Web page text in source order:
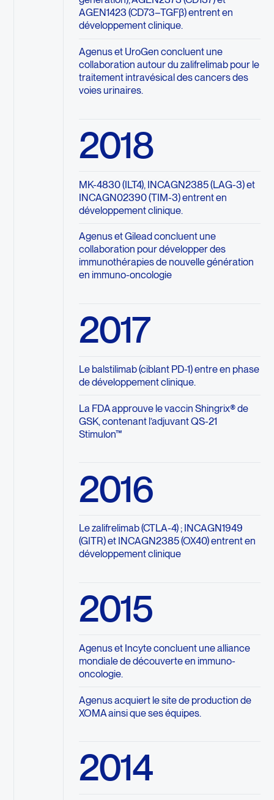
AGEN1423 (CD73–TGFβ) entrent en
développement clinique.
Agenus et UroGen concluent une
collaboration autour du zalifrelimab pour le
traitement intravésical des cancers des
voies urinaires.
2018
MK-4830 (ILT4), INCAGN2385 (LAG-3) et
INCAGN02390 (TIM-3) entrent en
développement clinique.
Agenus et Gilead concluent une
collaboration pour développer des
immunothérapies de nouvelle génération
en immuno-oncologie
2017
Le balstilimab (ciblant PD-1) entre en phase
de développement clinique.
La FDA approuve le vaccin Shingrix® de
GSK, contenant l’adjuvant QS-21
Stimulon™
2016
Le zalifrelimab (CTLA-4) ; INCAGN1949
(GITR) et INCAGN2385 (OX40) entrent en
développement clinique
2015
Agenus et Incyte concluent une alliance
mondiale de découverte en immuno-
oncologie.
Agenus acquiert le site de production de
XOMA ainsi que ses équipes.
2014